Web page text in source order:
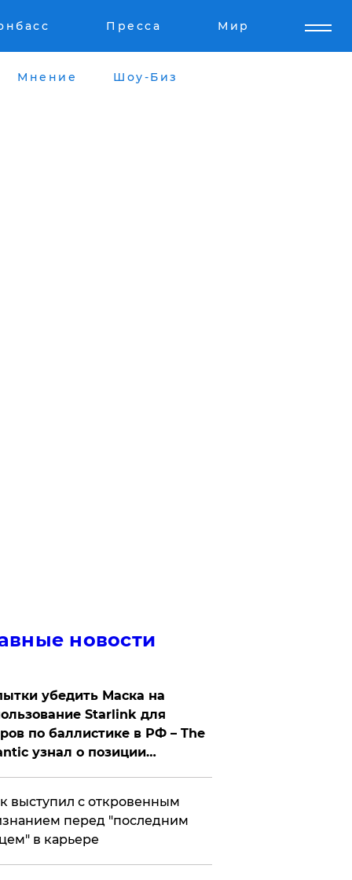
Пресса Мир
Мнение Шоу-Биз
новости
убедить Маска на
Starlink для
по баллистике в РФ – The
узнал о позиции
выступил с откровенным
перед "последним
в карьере